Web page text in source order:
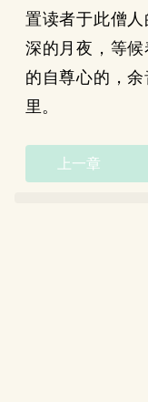
置读者于此僧
深的月夜，等
的自尊心的，
里。
上一章